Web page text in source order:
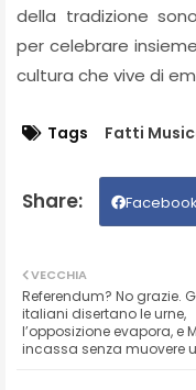
della tradizione
per celebrare
cultura che vive di
Tags Fatti
Facebook
VECCHIA
Referendum? No grazie.
italiani disertano le urne,
l’opposizione evapora, e
incassa senza muovere